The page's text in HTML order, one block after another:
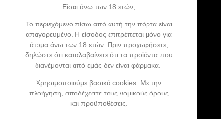
Founta.gr
Βρήκες την άκρη σου…
Προϊόντα Κάνναβης, Ανθοί Κάνναβης,
Vaporizer, CBD Oil …
Είσαι άνω των 18 ετών;
Το περιεχόμενο πίσω από αυτή την πόρτα είναι
απαγορευμένο. Η είσοδος επιτρέπεται μόνο για
άτομα άνω των 18 ετών. Πριν προχωρήσετε,
δηλώστε ότι καταλαβαίνετε ότι τα προϊόντα που
διανέμονται από εμάς δεν είναι φάρμακα.
Χρησιμοποιούμε βασικά cookies. Με την
πλοήγηση, αποδέχεστε τους νομικούς όρους
και προϋποθέσεις.